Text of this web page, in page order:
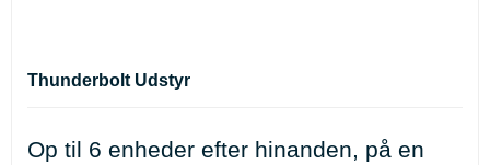
Thunderbolt Udstyr
Op til 6 enheder efter hinanden, på en